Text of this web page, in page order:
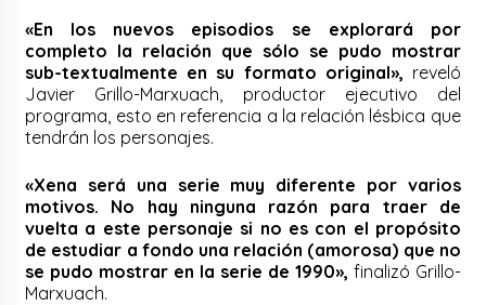
«En los nuevos episodios se explorará por
completo la relación que sólo se pudo mostrar
sub-textualmente en su formato original», reveló
Javier Grillo-Marxuach, productor ejecutivo del
programa, esto en referencia a la relación lésbica que
tendrán los personajes.
«Xena será una serie muy diferente por varios
motivos. No hay ninguna razón para traer de
vuelta a este personaje si no es con el propósito
de estudiar a fondo una relación (amorosa) que no
se pudo mostrar en la serie de 1990», finalizó Grillo-
Marxuach.